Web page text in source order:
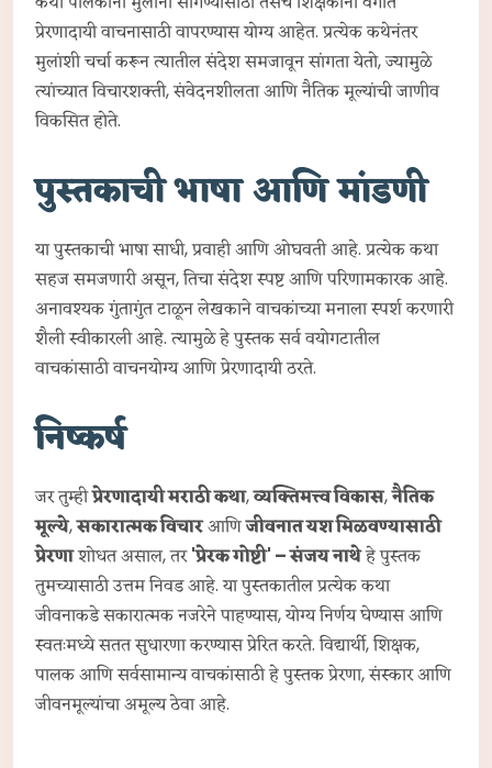
प्रेरणादायी वाचनासाठी वापरण्यास योग्य आहेत. प्रत्येक कथेनंतर
मुलांशी चर्चा करून त्यातील संदेश समजावून सांगता येतो, ज्यामुळे
त्यांच्यात विचारशक्ती, संवेदनशीलता आणि नैतिक मूल्यांची जाणीव
विकसित होते.
पुस्तकाची भाषा आणि मांडणी
या पुस्तकाची भाषा साधी, प्रवाही आणि ओघवती आहे. प्रत्येक कथा
सहज समजणारी असून, तिचा संदेश स्पष्ट आणि परिणामकारक आहे.
अनावश्यक गुंतागुंत टाळून लेखकाने वाचकांच्या मनाला स्पर्श करणारी
शैली स्वीकारली आहे. त्यामुळे हे पुस्तक सर्व वयोगटातील
वाचकांसाठी वाचनयोग्य आणि प्रेरणादायी ठरते.
निष्कर्ष
जर तुम्हीप्रेरणादायी मराठी कथा,व्यक्तिमत्त्व विकास,नैतिक
मूल्ये,सकारात्मक विचारआणिजीवनात यश मिळवण्यासाठी
प्रेरणाशोधत असाल, तर'प्रेरक गोष्टी' – संजय नाथेहे पुस्तक
तुमच्यासाठी उत्तम निवड आहे. या पुस्तकातील प्रत्येक कथा
जीवनाकडे सकारात्मक नजरेने पाहण्यास, योग्य निर्णय घेण्यास आणि
स्वतःमध्ये सतत सुधारणा करण्यास प्रेरित करते. विद्यार्थी, शिक्षक,
पालक आणि सर्वसामान्य वाचकांसाठी हे पुस्तक प्रेरणा, संस्कार आणि
जीवनमूल्यांचा अमूल्य ठेवा आहे.